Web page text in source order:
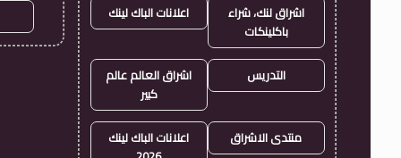
اشراق لنك، شراء
باكلينكات
اعلانات الباك لينك
التدريس
اشراق العالم عالم
كبير
منتدى الاشراق
اعلانات الباك لينك